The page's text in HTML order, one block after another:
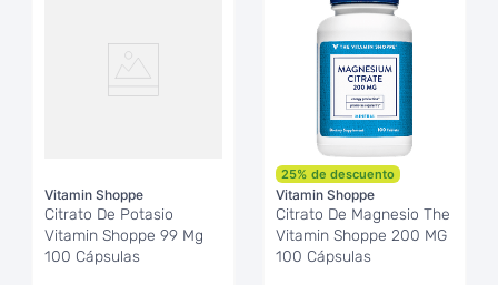
Vitamin Shoppe
Citrato De Potasio
Vitamin Shoppe 99 Mg
100 Cápsulas
25% de descuento
Vitamin Shoppe
Citrato De Magnesio The
Vitamin Shoppe 200 MG
100 Cápsulas